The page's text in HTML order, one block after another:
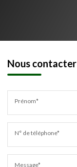
Nous contacter
Prénom*
N° de téléphone*
Message*